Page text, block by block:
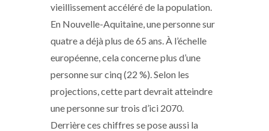
vieillissement accéléré de la population.
En Nouvelle-Aquitaine, une personne sur
quatre a déjà plus de 65 ans. À l’échelle
européenne, cela concerne plus d’une
personne sur cinq (22 %). Selon les
projections, cette part devrait atteindre
une personne sur trois d’ici 2070.
Derrière ces chiffres se pose aussi la